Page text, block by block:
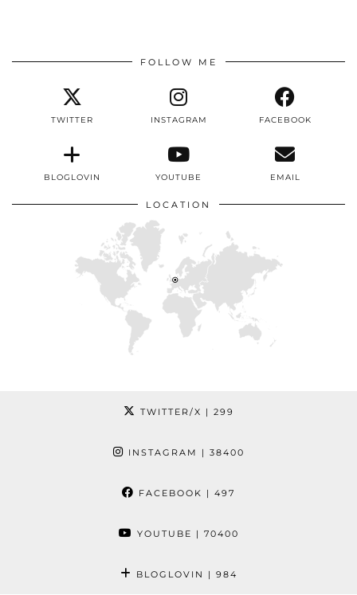
FOLLOW ME
TWITTER INSTAGRAM FACEBOOK
BLOGLOVIN YOUTUBE EMAIL
LOCATION
TWITTER/X | 299
INSTAGRAM | 38400
FACEBOOK | 497
YOUTUBE | 70400
BLOGLOVIN | 984